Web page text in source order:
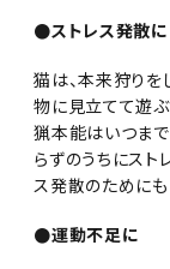
●ストレス発散に
猫は、本来狩りを
物に見立てて遊ぶ
猟本能はいつまで
らずのうちにスト
ス発散のためにも
●運動不足に